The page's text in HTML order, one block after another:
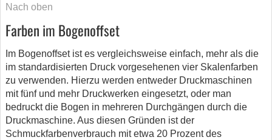
Nach oben
Farben im Bogenoffset
Im Bogenoffset ist es vergleichsweise einfach, mehr als die
im standardisierten Druck vorgesehenen vier Skalenfarben
zu verwenden. Hierzu werden entweder Druckmaschinen
mit fünf und mehr Druckwerken eingesetzt, oder man
bedruckt die Bogen in mehreren Durchgängen durch die
Druckmaschine. Aus diesen Gründen ist der
Schmuckfarbenverbrauch mit etwa 20 Prozent des